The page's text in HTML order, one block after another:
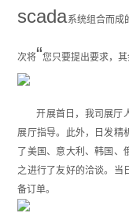
scada系统组合而成
次将“您只要提出要求，其
开展首日，我司展厅
展厅指导。此外，日发精
了美国、意大利、韩国
之进行了友好的洽谈。当
备订单。